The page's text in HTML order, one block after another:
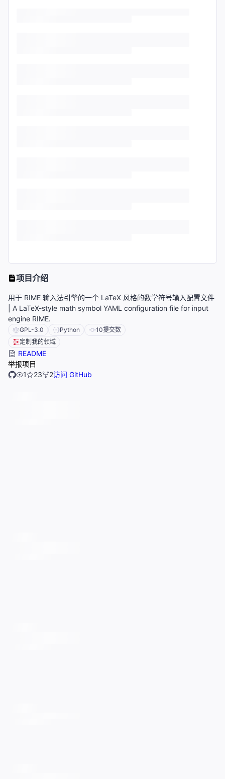
项目介绍
用于 RIME 输入法引擎的一个 LaTeX 风格的数学符号输入配置文件
| A LaTeX-style math symbol YAML configuration file for input
engine RIME.
GPL-3.0 Python 10提交数
定制我的领域
README
举报项目
1
23 2访问 GitHub